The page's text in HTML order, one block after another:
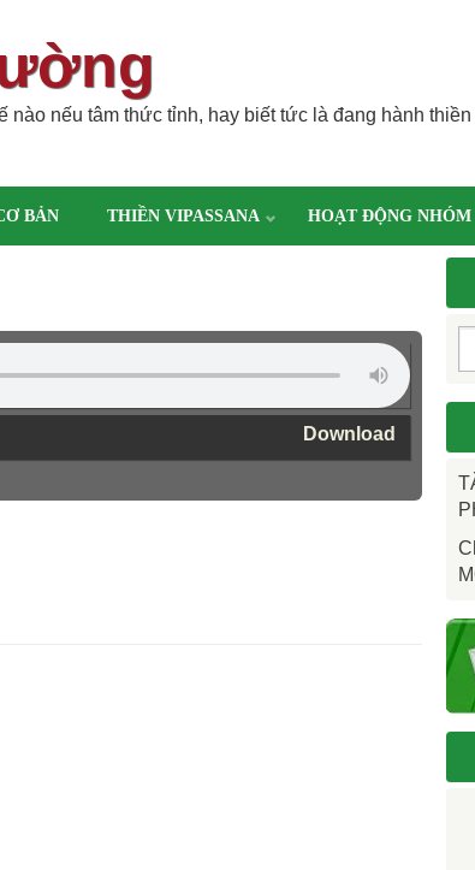
nếu tâm thức tỉnh, hay biết tức là đang hành thiền
BẢN THIỀN VIPASSANA HOẠT ĐỘNG NHÓM
Download